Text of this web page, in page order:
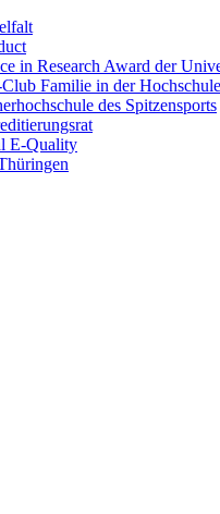
in Research Award der
Familie in der Hochschule
des Spitzensports
E-Quality